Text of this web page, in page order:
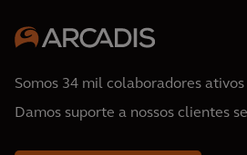
Somos 34 mil colaboradores
Damos suporte a nossos clientes